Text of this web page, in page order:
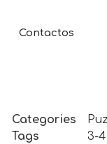
Contactos
Categories
Tags
3-